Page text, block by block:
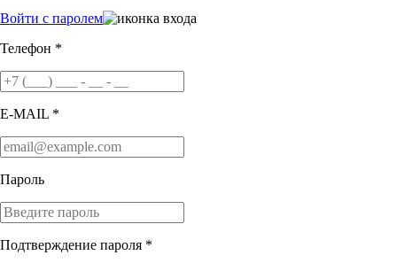
Войти с паролем
Телефон *
E-MAIL *
Пароль
Подтверждение пароля *